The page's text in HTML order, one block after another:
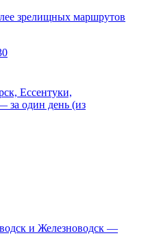
зрелищных маршрутов
и Железноводск —